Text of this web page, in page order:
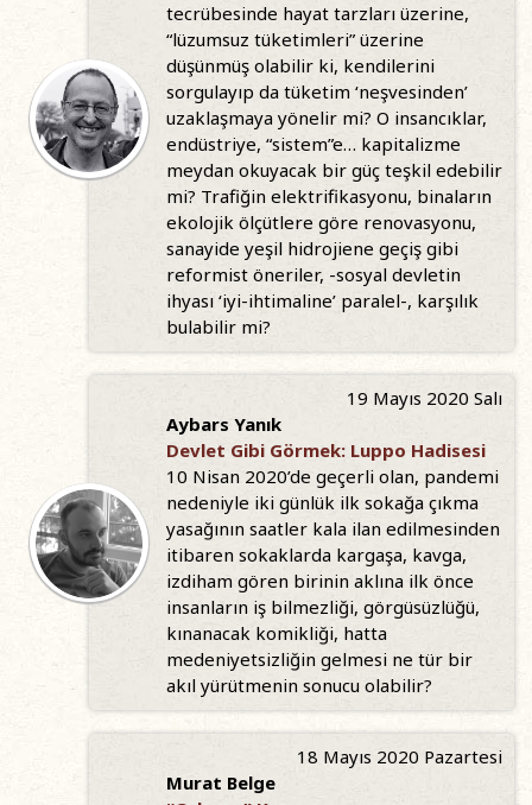
tecrübesinde hayat tarzları üzerine,
“lüzumsuz tüketimleri” üzerine
düşünmüş olabilir ki, kendilerini
sorgulayıp da tüketim ‘neşvesinden’
uzaklaşmaya yönelir mi? O insancıklar,
endüstriye, “sistem”e… kapitalizme
meydan okuyacak bir güç teşkil edebilir
mi? Trafiğin elektrifikasyonu, binaların
ekolojik ölçütlere göre renovasyonu,
sanayide yeşil hidrojiene geçiş gibi
reformist öneriler, -sosyal devletin
ihyası ‘iyi-ihtimaline’ paralel-, karşılık
bulabilir mi?
19 Mayıs 2020 Salı
Aybars Yanık
Devlet Gibi Görmek: Luppo Hadisesi
10 Nisan 2020’de geçerli olan, pandemi
nedeniyle iki günlük ilk sokağa çıkma
yasağının saatler kala ilan edilmesinden
itibaren sokaklarda kargaşa, kavga,
izdiham gören birinin aklına ilk önce
insanların iş bilmezliği, görgüsüzlüğü,
kınanacak komikliği, hatta
medeniyetsizliğin gelmesi ne tür bir
akıl yürütmenin sonucu olabilir?
18 Mayıs 2020 Pazartesi
Murat Belge